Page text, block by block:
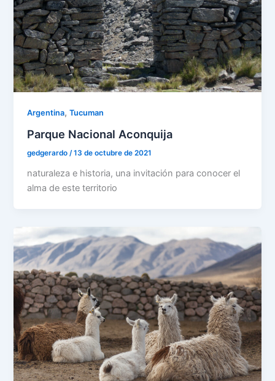
Argentina,Tucuman
Parque Nacional Aconquija
gedgerardo/13 de octubre de 2021
naturaleza e historia, una invitación para conocer el
alma de este territorio